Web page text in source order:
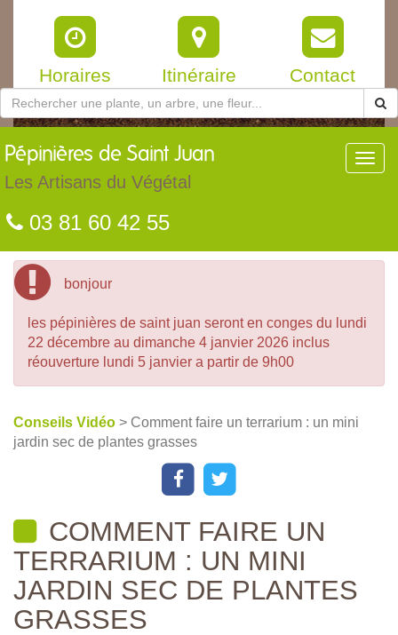
Horaires Itinéraire Contact
Pépinières de Saint Juan
Les Artisans du Végétal
03 81 60 42 55
bonjour
les pépinières de saint juan seront en conges du lundi
22 décembre au dimanche 4 janvier 2026 inclus
réouverture lundi 5 janvier a partir de 9h00
Conseils Vidéo > Comment faire un terrarium : un mini
jardin sec de plantes grasses
COMMENT FAIRE UN
TERRARIUM : UN MINI
JARDIN SEC DE PLANTES
GRASSES